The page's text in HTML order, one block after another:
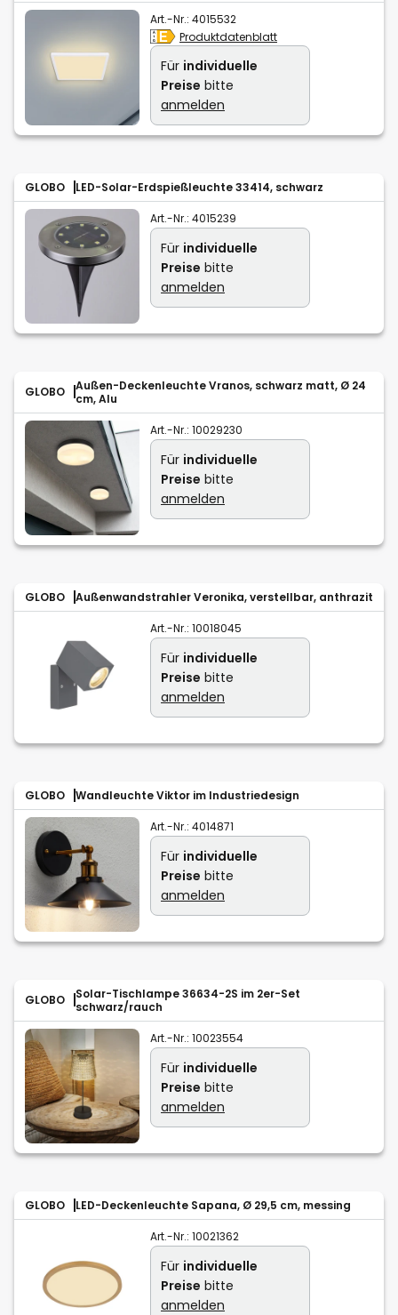
Art.-Nr.: 4015532
Produktdatenblatt
Für individuelle
Preise bitte
anmelden
GLOBO LED-Solar-Erdspießleuchte 33414, schwarz
Art.-Nr.: 4015239
Für individuelle
Preise bitte
anmelden
GLOBO
Außen-Deckenleuchte Vranos, schwarz matt, Ø 24
cm, Alu
Art.-Nr.: 10029230
Für individuelle
Preise bitte
anmelden
GLOBO Außenwandstrahler Veronika, verstellbar, anthrazit
Art.-Nr.: 10018045
Für individuelle
Preise bitte
anmelden
GLOBO Wandleuchte Viktor im Industriedesign
Art.-Nr.: 4014871
Für individuelle
Preise bitte
anmelden
GLOBO
Solar-Tischlampe 36634-2S im 2er-Set
schwarz/rauch
Art.-Nr.: 10023554
Für individuelle
Preise bitte
anmelden
GLOBO LED-Deckenleuchte Sapana, Ø 29,5 cm, messing
Art.-Nr.: 10021362
Für individuelle
Preise bitte
anmelden